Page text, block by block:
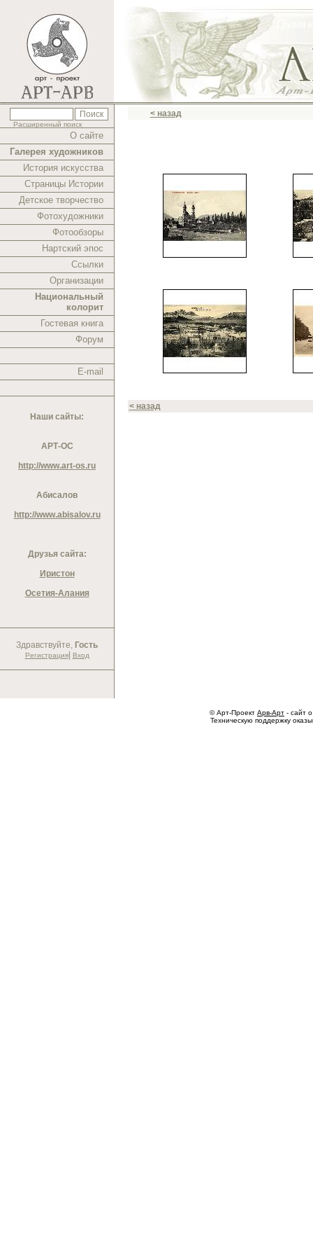
Расширенный поиск
О сайте
Галерея художников
История искусства
Страницы Истории
Детское творчество
Фотохудожники
Фотообзоры
Нартский эпос
Ссылки
Организации
Национальный
колорит
Гостевая книга
Форум
E-mail
Наши сайты:
АРТ-ОС
http://www.art-os.ru
Абисалов
http://www.abisalov.ru
Друзья сайта:
Иристон
Осетия-Алания
Здравствуйте, Гость
Регистрация| Вход
< назад
< назад
© Арт-Проект Арв-Арт - сайт
Техническую поддержку